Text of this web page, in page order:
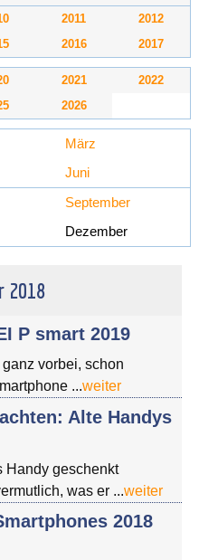
2011
2012
2016 2017
2021
2022
2026
März
Juni
September
Dezember
2018
P smart 2019
vorbei, schon
...weiter
Alte Handys
Handy geschenkt
was er ...weiter
2018